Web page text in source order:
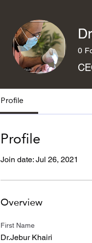
0
Profile
Profile
Join date: Jul 26, 2021
Overview
First Name
Dr.Jebur Khairi